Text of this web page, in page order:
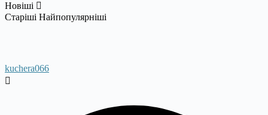
Новіші
Старіші Найпопулярніші
kuchera066